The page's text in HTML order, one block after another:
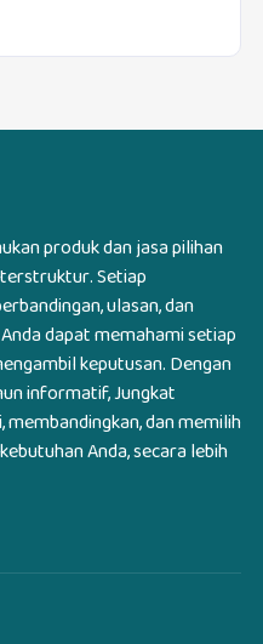
produk dan jasa pilihan
Setiap
ulasan, dan
dapat memahami setiap
keputusan. Dengan
informatif, Jungkat
dan memilih
Anda, secara lebih